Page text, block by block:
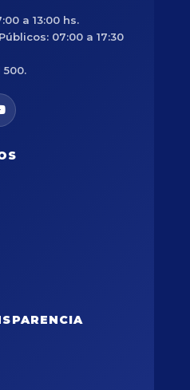
a 13:00 hs.
07:00 a 17:30
500.